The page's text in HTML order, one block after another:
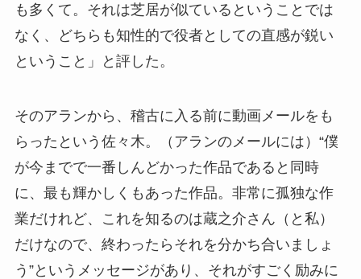
も多くて。それは芝居が似ているということでは
なく、どちらも知性的で役者としての直感が鋭い
ということ」と評した。
そのアランから、稽古に入る前に動画メールをも
らったという佐々木。（アランのメールには）“僕
が今までで一番しんどかった作品であると同時
に、最も輝かしくもあった作品。非常に孤独な作
業だけれど、これを知るのは蔵之介さん（と私）
だけなので、終わったらそれを分かち合いましょ
う”というメッセージがあり、それがすごく励みに